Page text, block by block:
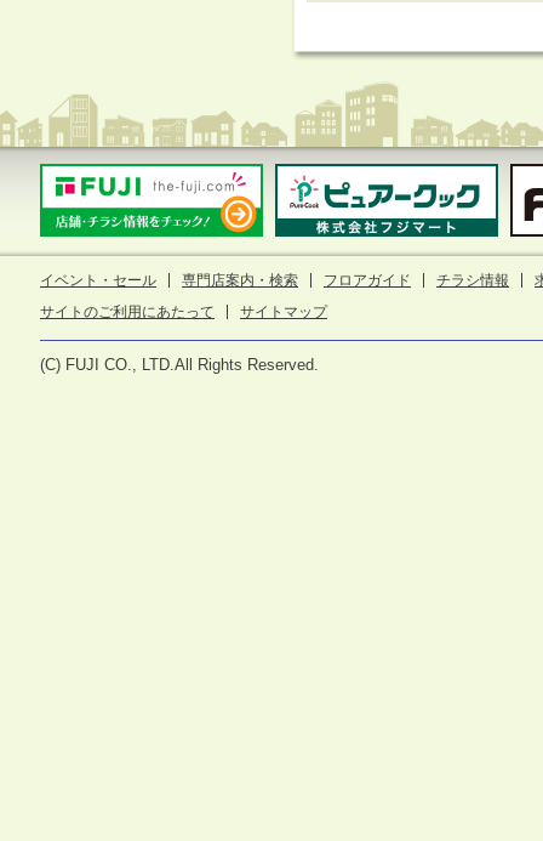
イベント・セール 専門店案内・検索 フロアガイド チラシ情報
サイトのご利用にあたって
サイトマップ
(C) FUJI CO., LTD.All Rights Reserved.